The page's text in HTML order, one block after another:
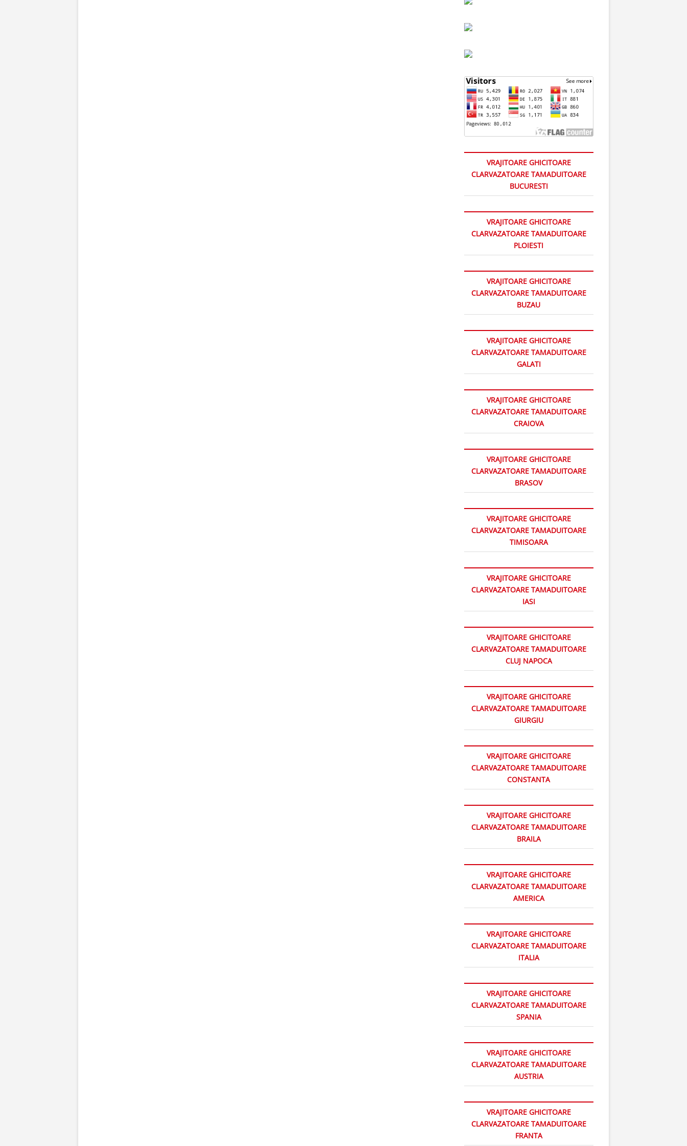
VRAJITOARE GHICITOARE
CLARVAZATOARE TAMADUITOARE
BUCURESTI
VRAJITOARE GHICITOARE
CLARVAZATOARE TAMADUITOARE
PLOIESTI
VRAJITOARE GHICITOARE
CLARVAZATOARE TAMADUITOARE
BUZAU
VRAJITOARE GHICITOARE
CLARVAZATOARE TAMADUITOARE
GALATI
VRAJITOARE GHICITOARE
CLARVAZATOARE TAMADUITOARE
CRAIOVA
VRAJITOARE GHICITOARE
CLARVAZATOARE TAMADUITOARE
BRASOV
VRAJITOARE GHICITOARE
CLARVAZATOARE TAMADUITOARE
TIMISOARA
VRAJITOARE GHICITOARE
CLARVAZATOARE TAMADUITOARE
IASI
VRAJITOARE GHICITOARE
CLARVAZATOARE TAMADUITOARE
CLUJ NAPOCA
VRAJITOARE GHICITOARE
CLARVAZATOARE TAMADUITOARE
GIURGIU
VRAJITOARE GHICITOARE
CLARVAZATOARE TAMADUITOARE
CONSTANTA
VRAJITOARE GHICITOARE
CLARVAZATOARE TAMADUITOARE
BRAILA
VRAJITOARE GHICITOARE
CLARVAZATOARE TAMADUITOARE
AMERICA
VRAJITOARE GHICITOARE
CLARVAZATOARE TAMADUITOARE
ITALIA
VRAJITOARE GHICITOARE
CLARVAZATOARE TAMADUITOARE
SPANIA
VRAJITOARE GHICITOARE
CLARVAZATOARE TAMADUITOARE
AUSTRIA
VRAJITOARE GHICITOARE
CLARVAZATOARE TAMADUITOARE
FRANTA